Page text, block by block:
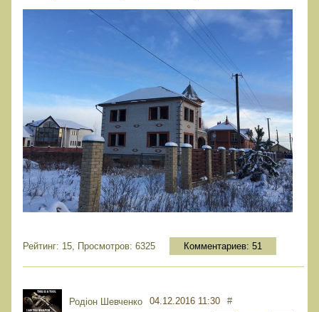
Рейтинг: 15, Просмотров: 6325 Комментариев: 51
Родіон Шевченко 04.12.2016 11:30 #